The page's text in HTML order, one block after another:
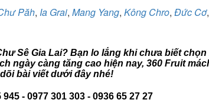
Păh, Ia Grai, Mang Yang, Kông Chro, Đức Cơ,
Sê Gia Lai? Bạn lo lắng khi chưa biết
ngày càng tăng cao hiện nay, 360 Fruit
bài viết dưới đây nhé!
945 - 0977 301 303 - 0936 65 27 27